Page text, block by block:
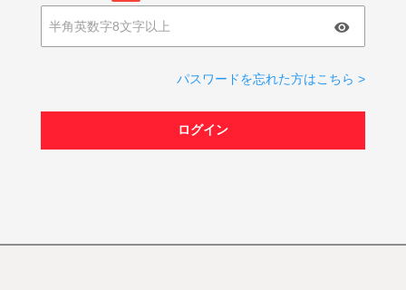
パスワードを忘れた方はこちら >
ログイン